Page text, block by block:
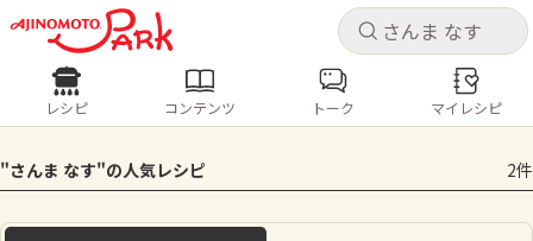
キャ
ログインするとレシピを保存できます
ログイン
キャ
レシピ コンテンツ
人気の食材・レシピ
レシピ コンテンツ トーク マイレシピ
"さんま なす"の人気レシピ 2件